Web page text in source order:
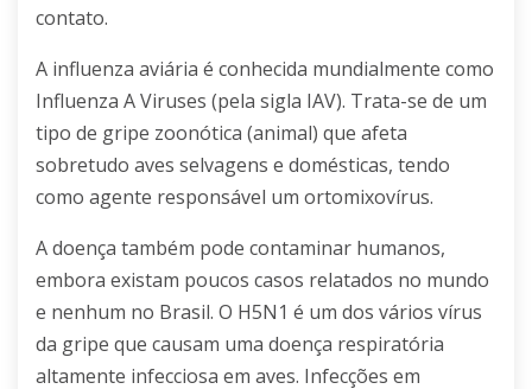
contato.
A influenza aviária é conhecida mundialmente como
Influenza A Viruses (pela sigla IAV). Trata-se de um
tipo de gripe zoonótica (animal) que afeta
sobretudo aves selvagens e domésticas, tendo
como agente responsável um ortomixovírus.
A doença também pode contaminar humanos,
embora existam poucos casos relatados no mundo
e nenhum no Brasil. O H5N1 é um dos vários vírus
da gripe que causam uma doença respiratória
altamente infecciosa em aves. Infecções em